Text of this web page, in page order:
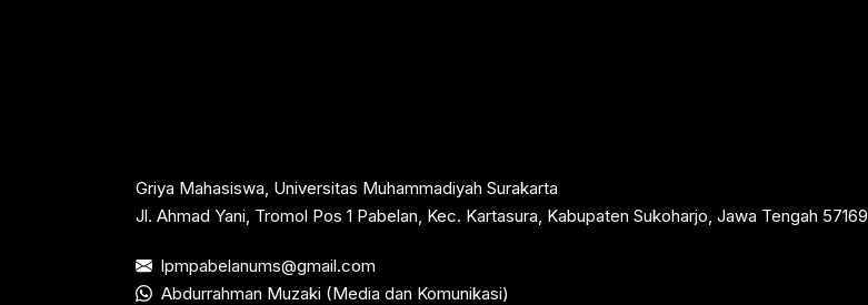
Griya Mahasiswa, Universitas Muhammadiyah Surakarta
Jl. Ahmad Yani, Tromol Pos 1 Pabelan, Kec. Kartasura, Kabupaten Sukoharjo, Jawa Tengah 57169
lpmpabelanums@gmail.com
Abdurrahman Muzaki (Media dan Komunikasi)